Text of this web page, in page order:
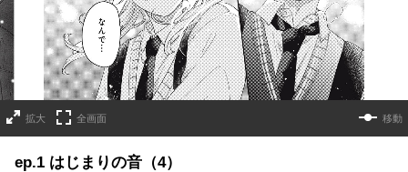
拡大 全画面 移動
ep.1 はじまりの音（4）